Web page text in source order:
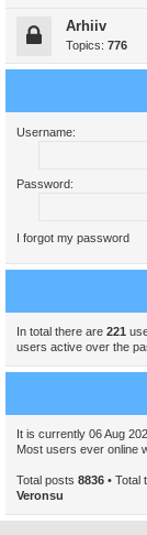
Arhiiv
Topics: 776
Username:
Password:
I forgot my password
In total there are 221
users active over the
It is currently 06 Aug
Most users ever online
Total posts 8836 • Total
Veronsu